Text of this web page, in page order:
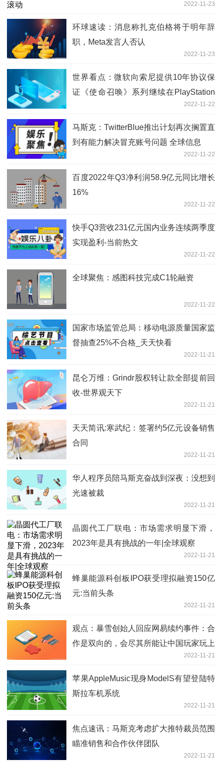
2022-11-23
环球速读：消息称扎克伯格将于明年辞
职，Meta发言人否认
2022-11-23
世界看点：微软向索尼提供10年协议保
证《使命召唤》系列继续在PlayStation
2022-11-22
马斯克：TwitterBlue推出计划再次搁置直
到有能力解决冒充账号问题 全球信息
2022-11-22
百度2022年Q3净利润58.9亿元同比增长
16%
2022-11-22
快手Q3营收231亿元国内业务连续两季度
实现盈利-当前热文
2022-11-22
全球聚焦：感图科技完成C1轮融资
2022-11-22
国家市场监管总局：移动电源质量国家监
督抽查25%不合格_天天快看
2022-11-21
昆仑万维：Grindr股权转让款全部提前回
收-世界观天下
2022-11-21
天天简讯:寒武纪：签署约5亿元设备销售
合同
2022-11-21
华人程序员陪马斯克奋战到深夜：没想到
光速被裁
2022-11-21
晶圆代工厂联电：市场需求明显下滑，
2023年是具有挑战的一年|全球观察
2022-11-21
蜂巢能源科创板IPO获受理拟融资150亿
元:当前头条
2022-11-21
观点：暴雪创始人回应网易续约事件：合
作是双向的，会尽其所能让中国玩家玩上
2022-11-21
苹果AppleMusic现身ModelS有望登陆特
斯拉车机系统
2022-11-21
焦点速讯：马斯克考虑扩大推特裁员范围
瞄准销售和合作伙伴团队
2022-11-21